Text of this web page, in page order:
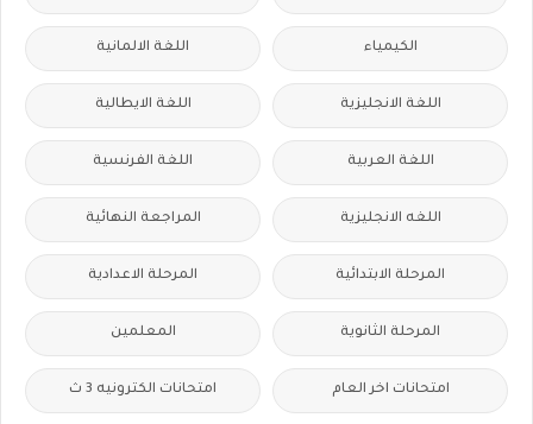
الكيمياء اللغة الالمانية
اللغة الانجليزية اللغة الايطالية
اللغة العربية اللغة الفرنسية
اللغه الانجليزية المراجعة النهائية
المرحلة الابتدائية المرحلة الاعدادية
المرحلة الثانوية المعلمين
امتحانات اخر العام امتحانات الكترونيه 3 ث